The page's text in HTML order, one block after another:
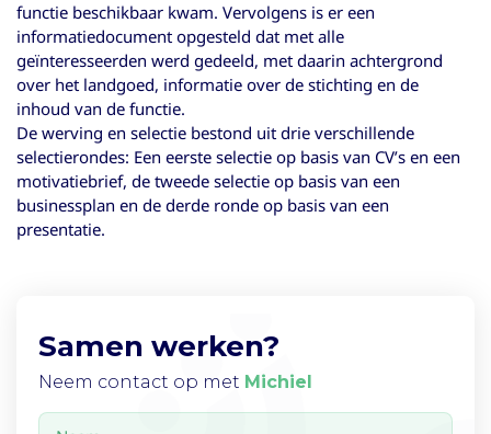
functie beschikbaar kwam. Vervolgens is er een
informatiedocument opgesteld dat met alle
geïnteresseerden werd gedeeld, met daarin achtergrond
over het landgoed, informatie over de stichting en de
inhoud van de functie.
De werving en selectie bestond uit drie verschillende
selectierondes: Een eerste selectie op basis van CV’s en een
motivatiebrief, de tweede selectie op basis van een
businessplan en de derde ronde op basis van een
presentatie.
Samen werken?
Neem contact op met Michiel